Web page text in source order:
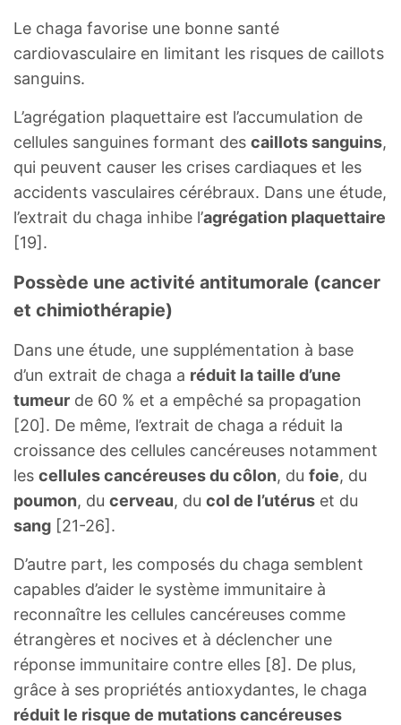
Le chaga favorise une bonne santé
cardiovasculaire en limitant les risques de caillots
sanguins.
L’agrégation plaquettaire est l’accumulation de
cellules sanguines formant des caillots sanguins,
qui peuvent causer les crises cardiaques et les
accidents vasculaires cérébraux. Dans une étude,
l’extrait du chaga inhibe l’agrégation plaquettaire
[19].
Possède une activité antitumorale (cancer
et chimiothérapie)
Dans une étude, une supplémentation à base
d’un extrait de chaga a réduit la taille d’une
tumeur de 60 % et a empêché sa propagation
[20]. De même, l’extrait de chaga a réduit la
croissance des cellules cancéreuses notamment
les cellules cancéreuses du côlon, du foie, du
poumon, du cerveau, du col de l’utérus et du
sang [21-26].
D’autre part, les composés du chaga semblent
capables d’aider le système immunitaire à
reconnaître les cellules cancéreuses comme
étrangères et nocives et à déclencher une
réponse immunitaire contre elles [8]. De plus,
grâce à ses propriétés antioxydantes, le chaga
réduit le risque de mutations cancéreuses